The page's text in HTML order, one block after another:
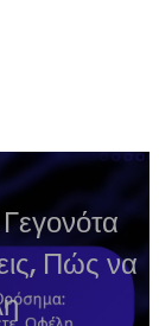
Πώς να